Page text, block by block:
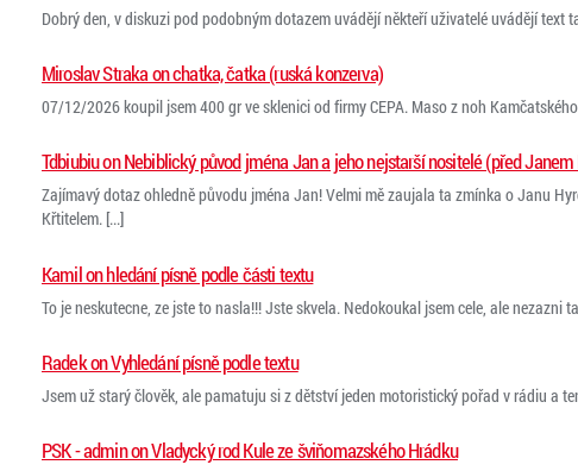
Dobrý den, v diskuzi pod podobným dotazem uvádějí někteří uživatelé uvádějí
Miroslav Straka on chatka, čatka (ruská konzerva)
07/12/2026 koupil jsem 400 gr ve sklenici od firmy CEPA. Maso z noh
Tdbiubiu on Nebiblický původ jména Jan a jeho nejstarší nositelé (před
Zajímavý dotaz ohledně původu jména Jan! Velmi mě zaujala ta zmínka o Janu
Křtitelem. [...]
Kamil on hledání písně podle části textu
To je neskutecne, ze jste to nasla!!! Jste skvela. Nedokoukal jsem cele, ale nezazni
Radek on Vyhledání písně podle textu
Jsem už starý člověk, ale pamatuju si z dětství jeden motoristický pořad v rádiu a
PSK - admin on Vladycký rod Kule ze šviňomazského Hrádku